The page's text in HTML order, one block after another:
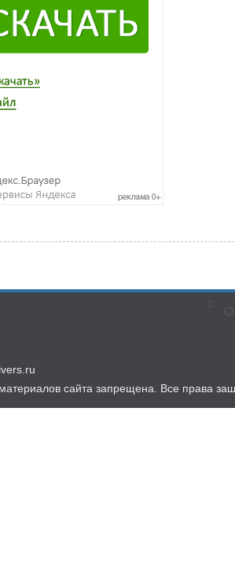
сайта запрещена. Все права